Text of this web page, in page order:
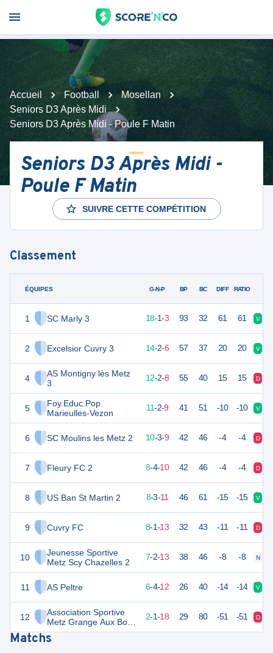
Accueil Football
Mosellan
Seniors D3 Après Midi
Seniors D3 Après Midi - Poule F Matin
Seniors D3 Après Midi -
Poule F Matin
SUIVRE CETTE COMPÉTITION
Classement
ÉQUIPES
1 SC Marly 3
2 Excelsior Cuvry 3
4
AS Montigny lès Metz
3
5
Foy.Educ.Pop.
Marieulles-Vezon
6 SC Moulins les Metz 2
7 Fleury FC 2
8 US Ban St Martin 2
9 Cuvry FC
10
Jeunesse Sportive
Metz Scy Chazelles 2
11 AS Peltre
12
Association Sportive
Metz Grange Aux Bois
2
G-N-P BP BC DIFF RATIO
18-1-3 93 32 61 61 V
44 14-2-6 57 37 20 20 V
38 22 12-2-8 55 40 15 15 D
11-2-9 41 51 -10 -10 V
32 22 10-3-9 42 46 -4 -4 D
8-4-10 42 46 -4 -4 D
27 8-3-11 46 61 -15 -15 V
8-1-13 32 43 -11 -11 D
23 22 7-2-13 38 46 -8 -8 N
6-4-12 26 40 -14 -14 V
1 2-1-18 29 80 -51 -51 D
Matchs